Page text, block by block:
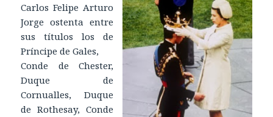
Carlos Felipe Arturo
Jorge ostenta entre
sus títulos los de
Príncipe de Gales,
Conde de Chester,
Duque de
Cornualles, Duque
de Rothesay, Conde